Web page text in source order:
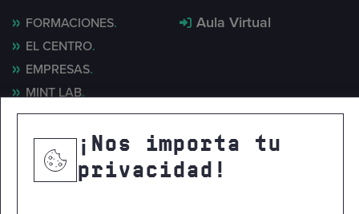
FORMACIONES
EL CENTRO
EMPRESAS
MINT LAB
NOTICIAS
CONTACTO
Aula Virtual
¡Nos importa tu
privacidad!